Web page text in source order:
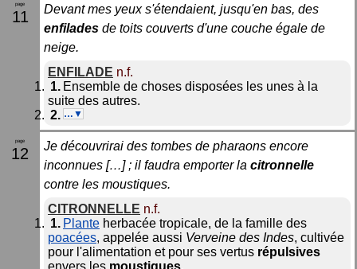
11
Devant mes yeux s'étendaient, jusqu'en bas, des
enfilades de toits couverts d'une couche égale de
neige.
ENFILADE n.f.
Ensemble de choses disposées les unes à la
suite des autres.
…▼
12
Je découvrirai des tombes de pharaons encore
inconnues […] ; il faudra emporter la citronnelle
contre les moustiques.
CITRONNELLE n.f.
Plante herbacée tropicale, de la famille des
poacées, appelée aussi Verveine des Indes, cultivée
pour l'alimentation et pour ses vertus répulsives
envers les moustiques.